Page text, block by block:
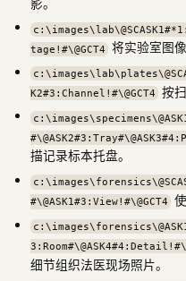
tage!#\@GCT4
将实验室图
K2#3:Channel!#\@GCT4
按
描记录标本托盘。
#\@ASK1#3:View!#\@GCT4
细节组织法医现场照片。